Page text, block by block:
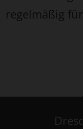
regelmäßig